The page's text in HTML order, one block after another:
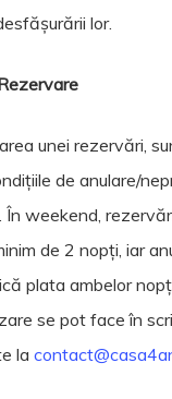
lor.
unei rezervări,
de anulare/
În weekend,
de 2 nopți, iar
plata ambelor
se pot face în
la